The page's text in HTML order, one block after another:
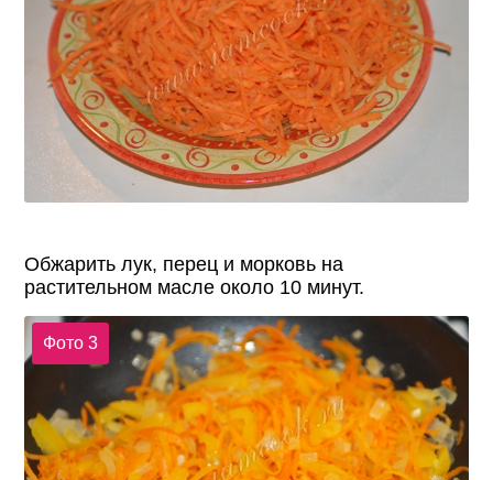
Обжарить лук, перец и морковь на
растительном масле около 10 минут.
Фото 3